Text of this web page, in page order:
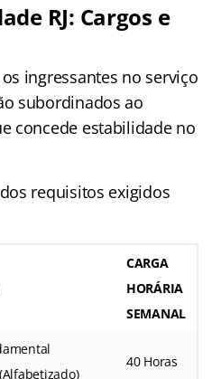
RJ: Cargos e
ingressantes no serviço
subordinados ao
concede estabilidade no
requisitos exigidos
CARGA
HORÁRIA
SEMANAL
40 Horas